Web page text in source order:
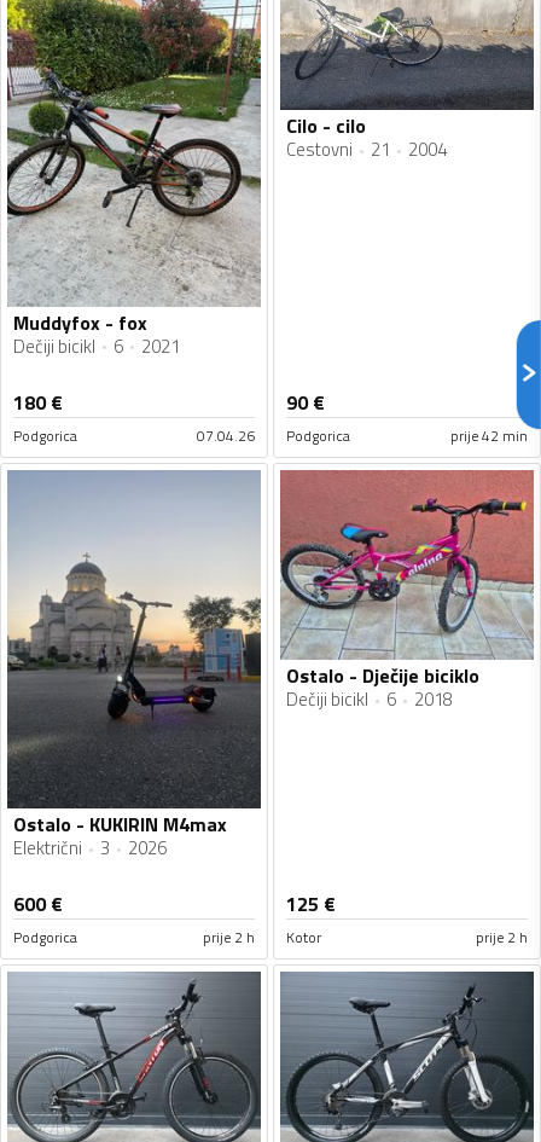
Muddyfox - fox
Dečiji bicikl 6 2021
180€
Podgorica 07.04.26
Cilo - cilo
Cestovni 21 2004
90€
Podgorica prije 42 min
Ostalo - KUKIRIN M4max
Električni 3 2026
600€
Podgorica prije 2 h
Ostalo - Dječije biciklo
Dečiji bicikl 6 2018
125 €
Kotor prije 2 h